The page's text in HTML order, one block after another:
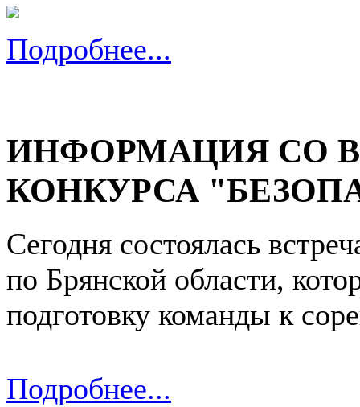
Подробнее...
ИНФОРМАЦИЯ СО
КОНКУРСА
Сегодня состоялась
по Брянской области,
подготовку команды к
Подробнее...